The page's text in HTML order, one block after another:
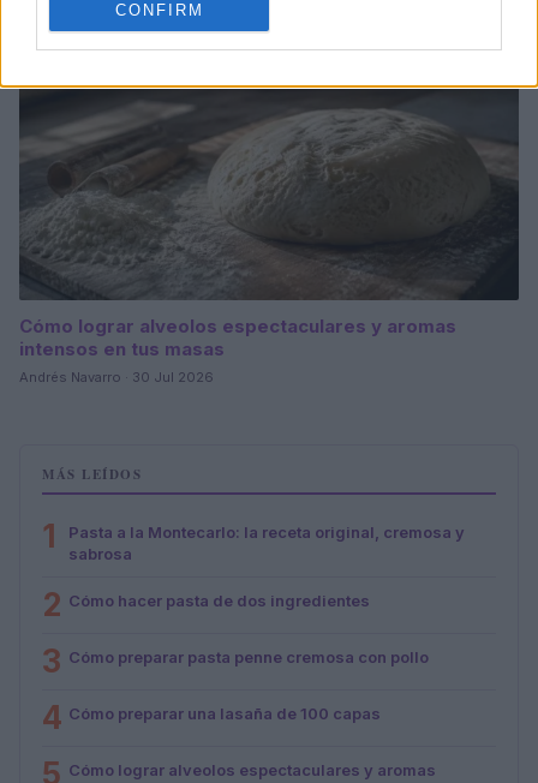
CONFIRM
Cómo lograr alveolos espectaculares y aromas
intensos en tus masas
Andrés Navarro · 30 Jul 2026
MÁS LEÍDOS
1
Pasta a la Montecarlo: la receta original, cremosa y
sabrosa
2 Cómo hacer pasta de dos ingredientes
3 Cómo preparar pasta penne cremosa con pollo
4 Cómo preparar una lasaña de 100 capas
5 Cómo lograr alveolos espectaculares y aromas